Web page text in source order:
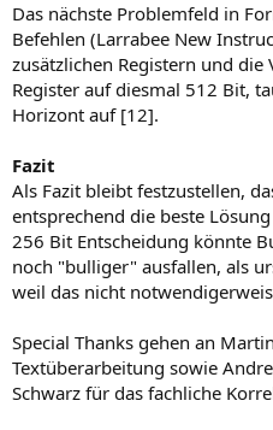
Das nächste Problemfeld in
Befehlen (Larrabee New
zusätzlichen Registern und die
Register auf diesmal 512 Bit,
Horizont auf [12].
Fazit
Als Fazit bleibt festzustellen,
entsprechend die beste
256 Bit Entscheidung könnte
noch "bulliger" ausfallen, als
weil das nicht
Special Thanks gehen an
Textüberarbeitung sowie
Schwarz für das fachliche